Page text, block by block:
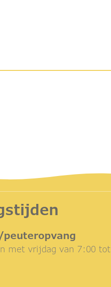
peuteropvang
met vrijdag van 7:00 tot